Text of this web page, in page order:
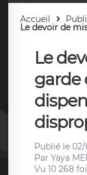
Accueil
Le devoir de
Le
garde
Publié le 02/
Par Yaya
Vu 10 268